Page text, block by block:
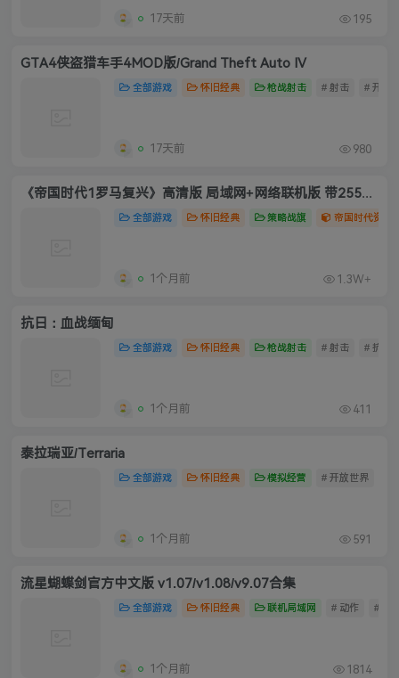
17天前 195
GTA4侠盗猎车手4MOD版/Grand Theft Auto IV
全部游戏 怀旧经典 枪战射击 # 射击 # 开放
17天前 980
《帝国时代1罗马复兴》高清版 局域网+网络联机版 带255人口
全部游戏 怀旧经典 策略战旗 帝国时代资源
1个月前 1.3W+
抗日：血战缅甸
全部游戏 怀旧经典 枪战射击 # 射击 # 抗日
1个月前 411
泰拉瑞亚/Terraria
全部游戏 怀旧经典 模拟经营 # 开放世界
1个月前 591
流星蝴蝶剑官方中文版 v1.07/v1.08/v9.07合集
全部游戏 怀旧经典 联机局域网 # 动作 # 经
1个月前 1814